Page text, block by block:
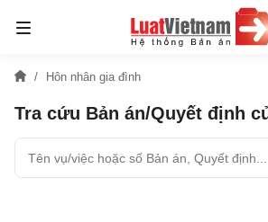
Hôn nhân gia đình
Tra cứu Bản án/Quyết định